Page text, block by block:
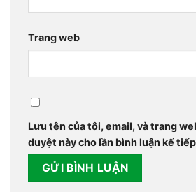
Trang web
Lưu tên của tôi, email, và trang
duyệt này cho lần bình luận kế